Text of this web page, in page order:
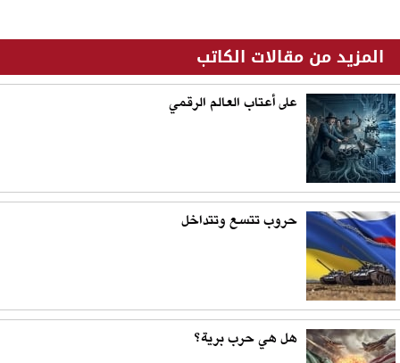
المزيد من مقالات الكاتب
على أعتاب العالم الرقمي
حروب تتسع وتتداخل
هل هي حرب برية؟